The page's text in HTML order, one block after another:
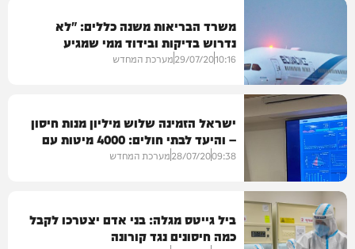
תעופה
משרד הבריאות משנה כללים: "לא
נדרוש בדיקות ובידוד ממי שמגיע
ממדינות ירוקות"
10:16
29/07/20מערכת המחדש
ישראל הזמינה שלוש מיליון מנות חיסון
– והיעד לבתי חולים: 4000 מיטות עם
הנשמה
09:38
28/07/20מערכת המחדש
ביל גייטס מגלה: בני אדם יצטרכו לקבל
כמה חיסונים נגד קורונה